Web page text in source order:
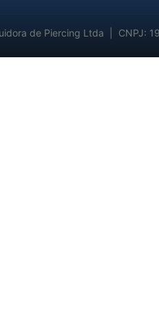
de Piercing Ltda | CNPJ: